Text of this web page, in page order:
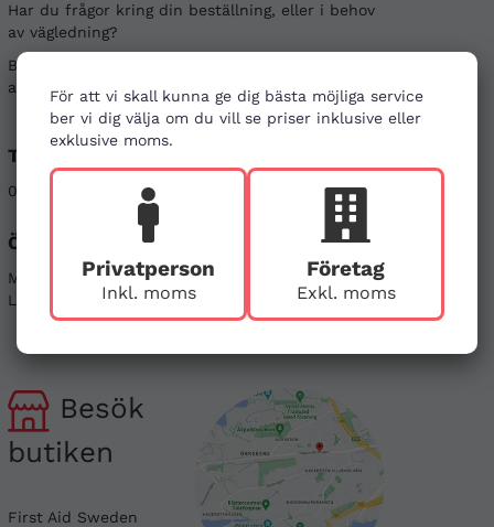
För att vi skall kunna ge dig bästa möjliga service
ber vi dig välja om du vill se priser inklusive eller
exklusive moms.
Privatperson
Inkl. moms
Företag
Exkl. moms
Har du frågor kring din beställning, eller i behov
av vägledning?
Besök gärna våra
att kontakta oss genom alternativen nedan.
Telefon
08-121 464 90 info@firstaid.se
Öppettider
Mån - Fre 08-17
Lör & Sön - stängt
Sociala medier
Linkedin
Besök
butiken
First Aid Sweden